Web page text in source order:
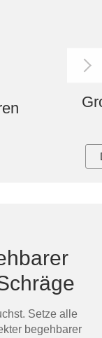
Setze alle
begehbarer